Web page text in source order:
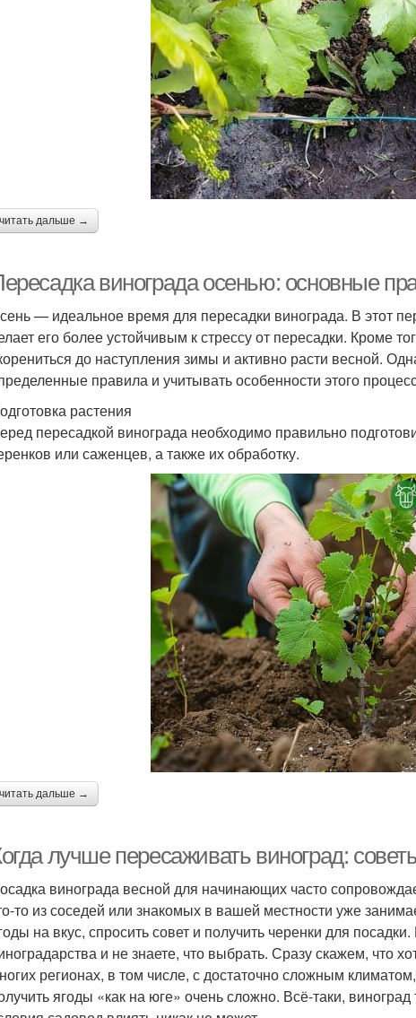
читать дальше →
винограда осенью: основные
— идеальное время для пересадки винограда. В этот
его более устойчивым к стрессу от пересадки. Кроме
до наступления зимы и активно расти весной.
правила и учитывать особенности этого
растения
пересадкой винограда необходимо правильно
или саженцев, а также их обработку.
читать дальше →
лучше пересаживать виноград:
винограда весной для начинающих часто
то из соседей или знакомых в вашей местности уже
на вкус, спросить совет и получить черенки для
и не знаете, что выбрать. Сразу скажем, что
регионах, в том числе, с достаточно сложным
ягоды «как на юге» очень сложно. Всё-таки,